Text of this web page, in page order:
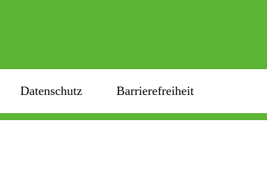
Datenschutz Barrierefreiheit